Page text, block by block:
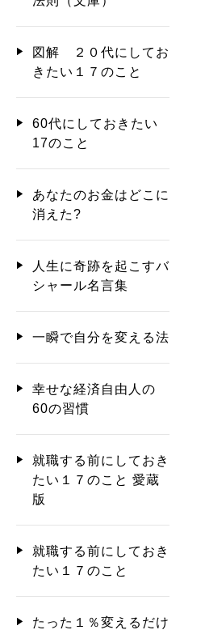
図解 ２０代にしてお
きたい１７のこと
60代にしておきたい
17のこと
あなたのお金はどこに
消えた?
人生に奇跡を起こすバ
シャール名言集
一瞬で自分を変える法
幸せな経済自由人の
60の習慣
就職する前にしておき
たい１７のこと 愛蔵
版
就職する前にしておき
たい１７のこと
たった１％変えるだけ